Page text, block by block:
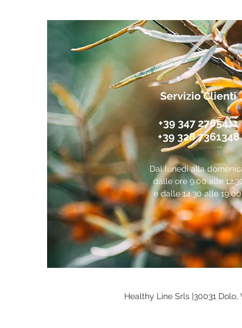
Servizio Clienti
+39 347 2765411
+39 328 7361348
Dal lunedì alla
dalle ore 9.00 alle
e dalle 14.30 alle
Healthy Line Srls |30031 Dolo,